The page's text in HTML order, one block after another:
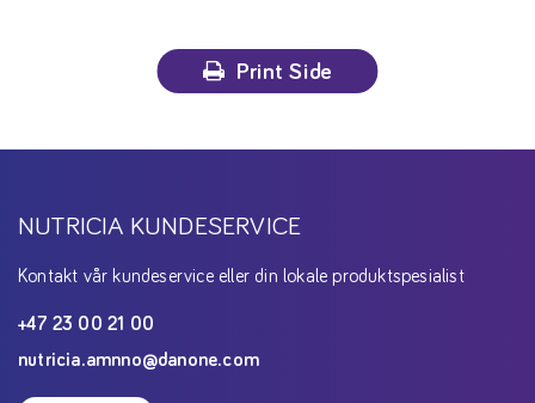
Print Side
NUTRICIA KUNDESERVICE
Kontakt vår kundeservice eller din lokale produktspesialist
+47 23 00 21 00
nutricia.amnno@danone.com